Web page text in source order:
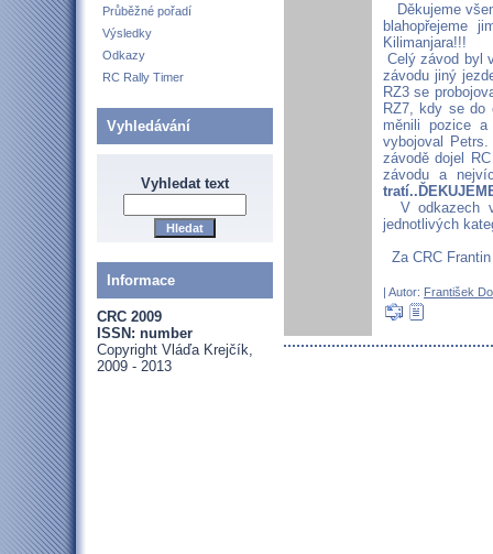
Průběžné pořadí
Výsledky
Odkazy
RC Rally Timer
Vyhledávání
Vyhledat text
Informace
CRC 2009
ISSN: number
Copyright Vláďa Krejčík,
2009 - 2013
Děkujeme
blahopřejeme
Kilimanjara!!!
Celý závod byl
závodu jiný
RZ3 se
RZ7, kdy se do
měnili pozice
vybojoval
závodě dojel
závodu a
V odkazech
jednotlivých
Za CRC Frantin
| Autor: František